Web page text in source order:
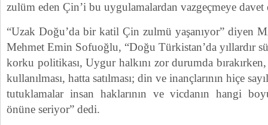
zulüm eden Çin’i bu uygulamalardan vazgeçmeye davet
“Uzak Doğu’da bir katil Çin zulmü yaşanıyor” diyen
Mehmet Emin Sofuoğlu, “Doğu Türkistan’da yıllardır
korku politikası, Uygur halkını zor durumda
kullanılması, hatta satılması; din ve inançlarının hiçe
tutuklamalar insan haklarının ve vicdanın hangi
önüne seriyor” dedi.